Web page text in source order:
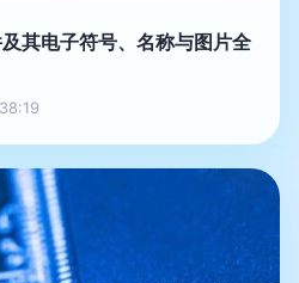
其电子符号、名称与图片全